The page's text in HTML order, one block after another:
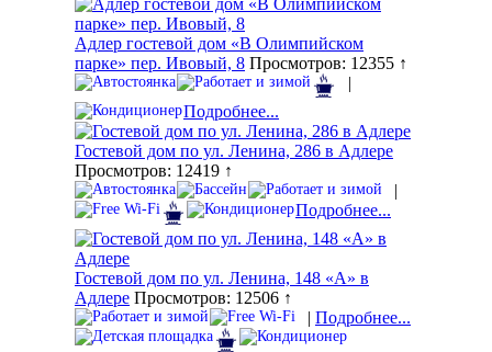
Адлер гостевой дом «В Олимпийском
парке» пер. Ивовый, 8 Просмотров: 12355 ↑
|
Подробнее...
Гостевой дом по ул. Ленина, 286 в Адлере
Просмотров: 12419 ↑
|
Подробнее...
Гостевой дом по ул. Ленина, 148 «А» в
Адлере Просмотров: 12506 ↑
| Подробнее...